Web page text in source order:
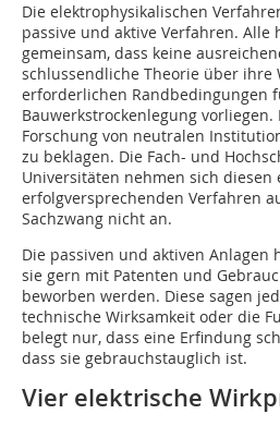
Die elektrophysikalischen
passive und aktive Verfahren. Alle
gemeinsam, dass keine
schlussendliche Theorie über ihre
erforderlichen Randbedingungen
Bauwerkstrockenlegung
Forschung von neutralen
zu beklagen. Die Fach- und
Universitäten nehmen sich diesen
erfolgversprechenden Verfahren
Sachzwang nicht an.
Die passiven und aktiven Anlagen
sie gern mit Patenten und
beworben werden. Diese sagen
technische Wirksamkeit oder die
belegt nur, dass eine Erfindung
dass sie gebrauchstauglich ist.
Vier elektrische